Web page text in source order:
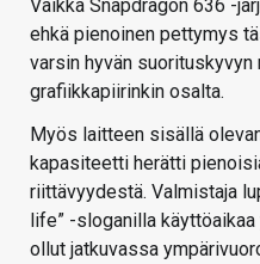
Vaikka Snapdragon 636 -
ehkä pienoinen pettymys
varsin hyvän
grafiikkapiirinkin osalta.
Myös laitteen sisällä
kapasiteetti herätti
riittävyydestä. Valmistaja
life” -sloganilla
ollut jatkuvassa